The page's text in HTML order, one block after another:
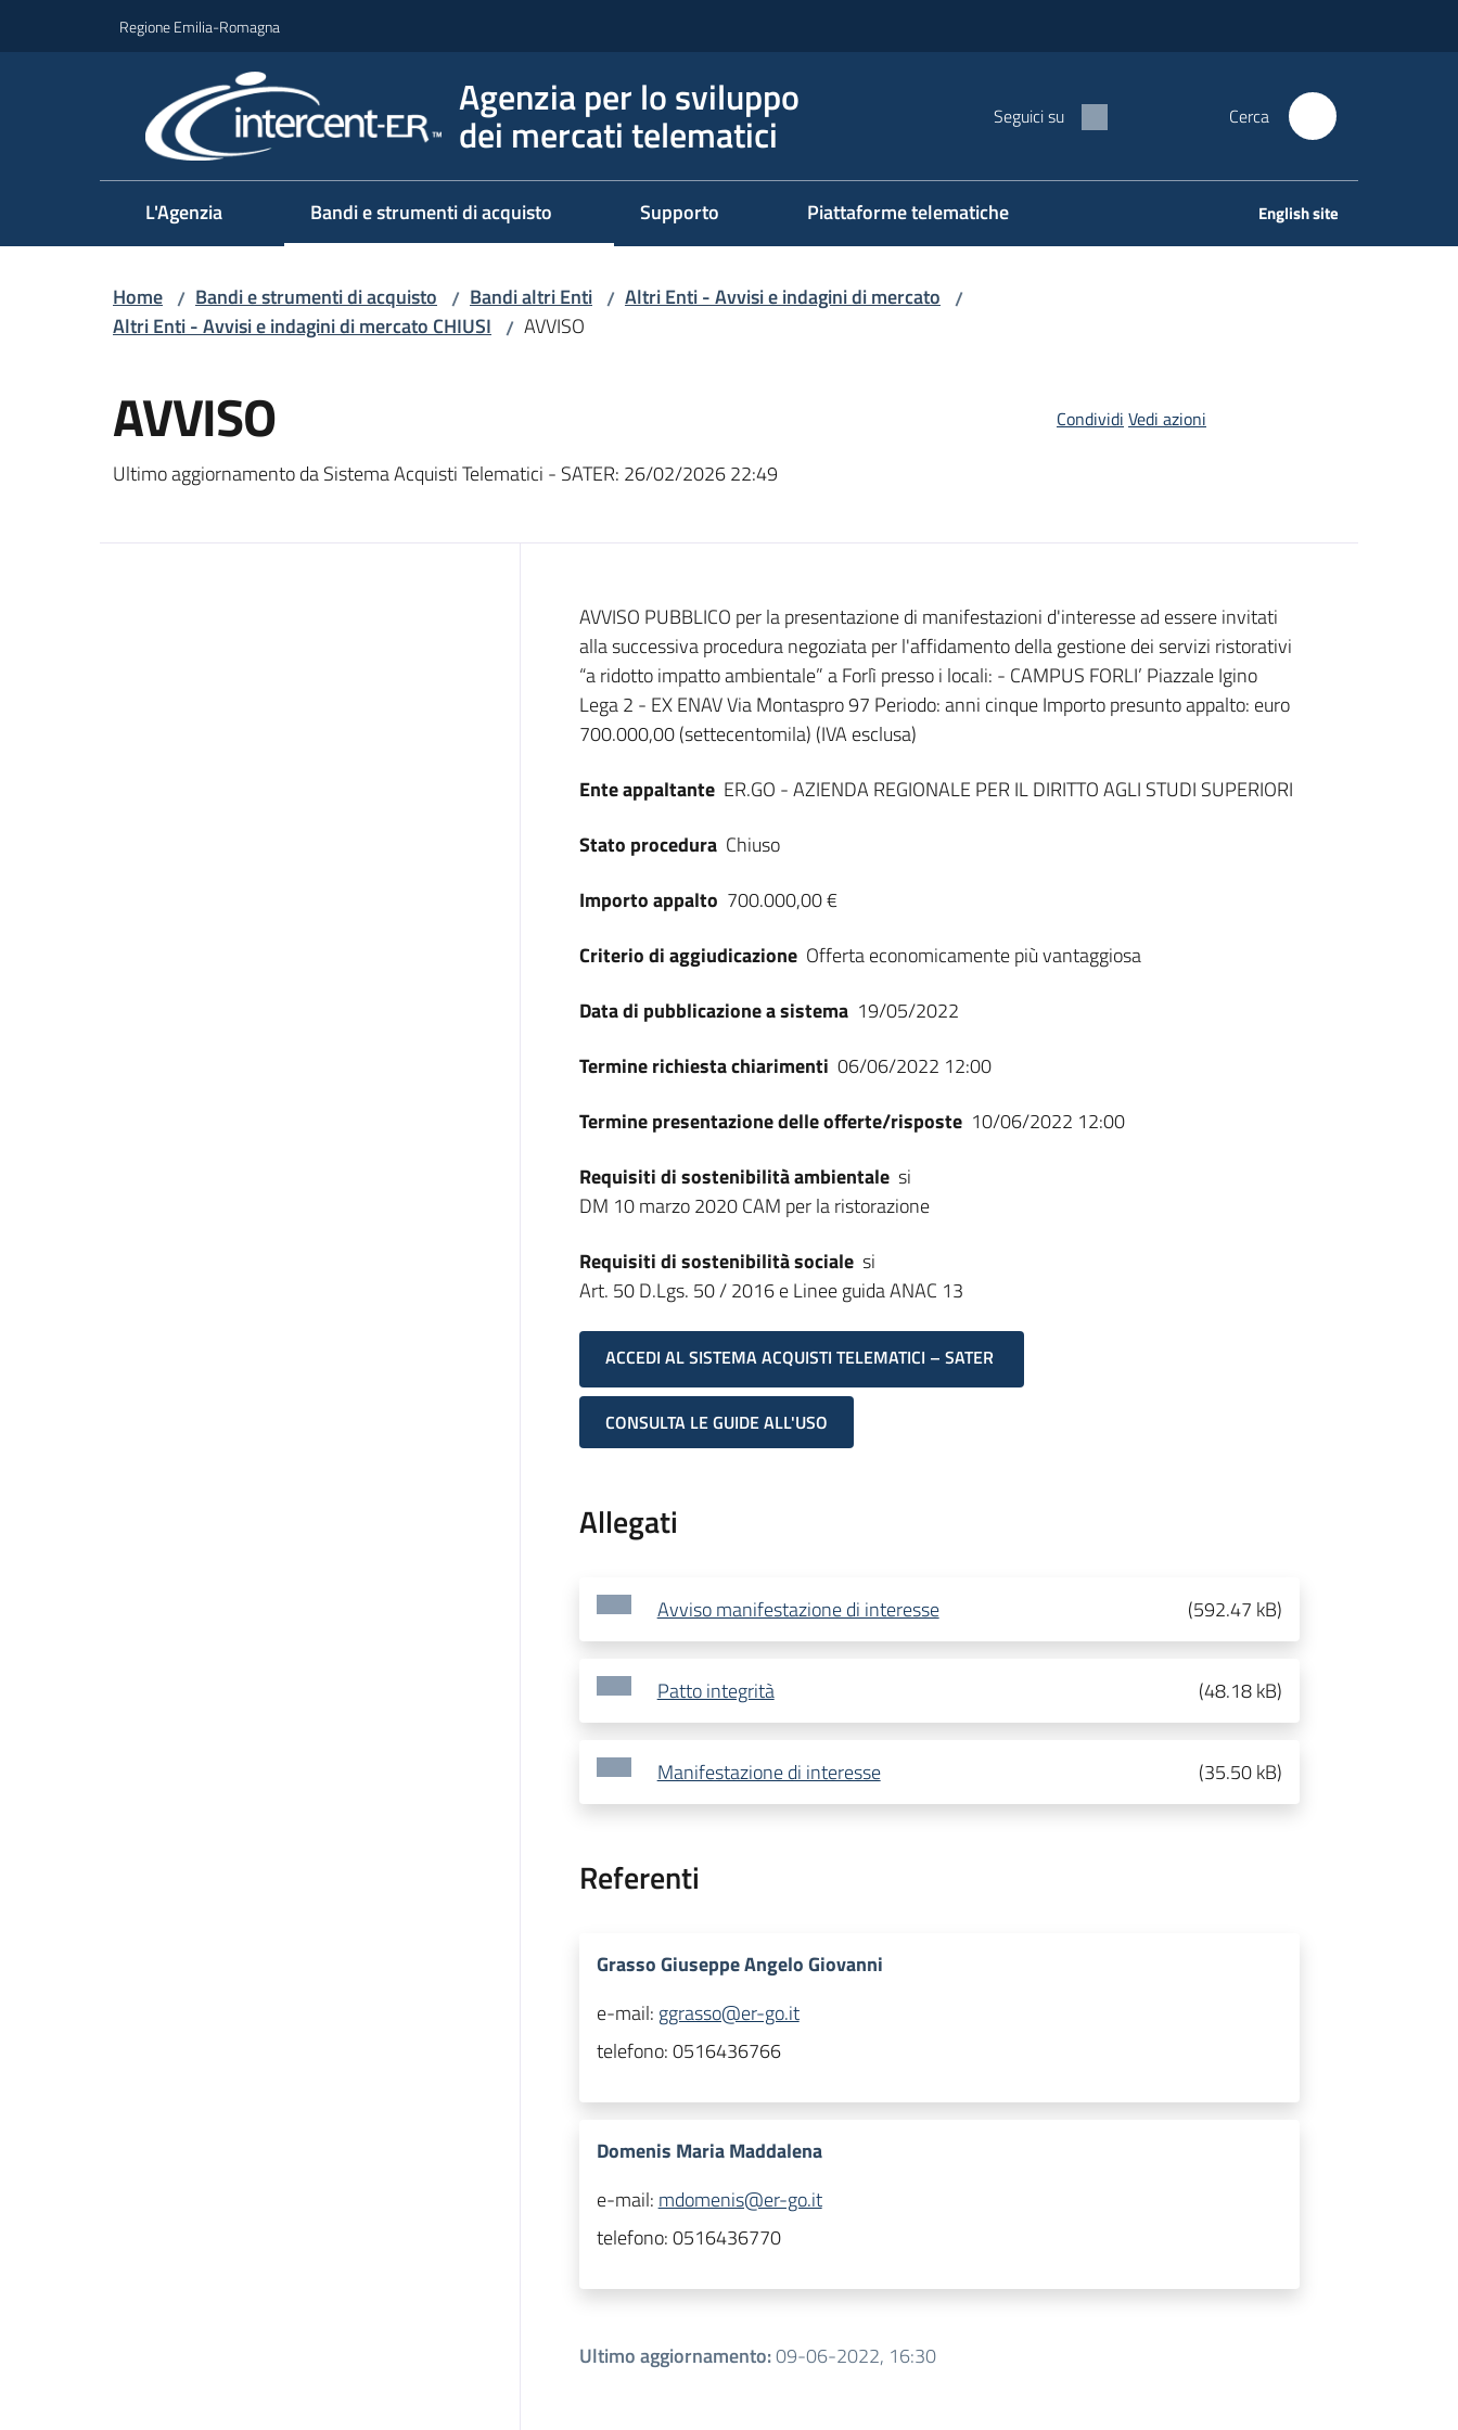
Regione Emilia-Romagna
Agenzia per lo sviluppo
dei mercati telematici Seguici su Cerca
L'Agenzia Bandi e strumenti di acquisto Supporto Piattaforme telematiche English site
Home / Bandi e strumenti di acquisto / Bandi altri Enti / Altri Enti - Avvisi e indagini di mercato /
Altri Enti - Avvisi e indagini di mercato CHIUSI / AVVISO
AVVISO
Ultimo aggiornamento da Sistema Acquisti Telematici - SATER: 26/02/2026 22:49
Condividi Vedi azioni
Dati del bando
AVVISO PUBBLICO per la presentazione di manifestazioni d'interesse ad essere invitati
alla successiva procedura negoziata per l'affidamento della gestione dei servizi ristorativi
“a ridotto impatto ambientale” a Forlì presso i locali: - CAMPUS FORLI’ Piazzale Igino
Lega 2 - EX ENAV Via Montaspro 97 Periodo: anni cinque Importo presunto appalto: euro
700.000,00 (settecentomila) (IVA esclusa)
Ente appaltante ER.GO - AZIENDA REGIONALE PER IL DIRITTO AGLI STUDI SUPERIORI
Stato procedura Chiuso
Importo appalto 700.000,00 €
Criterio di aggiudicazione Offerta economicamente più vantaggiosa
Data di pubblicazione a sistema 19/05/2022
Termine richiesta chiarimenti 06/06/2022 12:00
Termine presentazione delle offerte/risposte 10/06/2022 12:00
Requisiti di sostenibilità ambientale si
DM 10 marzo 2020 CAM per la ristorazione
Requisiti di sostenibilità sociale si
Art. 50 D.Lgs. 50 / 2016 e Linee guida ANAC 13
ACCEDI AL SISTEMA ACQUISTI TELEMATICI – SATER
CONSULTA LE GUIDE ALL'USO
Allegati
Avviso manifestazione di interesse (592.47 kB)
Patto integrità (48.18 kB)
Manifestazione di interesse (35.50 kB)
Referenti
Grasso Giuseppe Angelo Giovanni
e-mail: ggrasso@er-go.it
telefono:0516436766
Domenis Maria Maddalena
e-mail: mdomenis@er-go.it
telefono:0516436770
Ultimo aggiornamento:09-06-2022, 16:30